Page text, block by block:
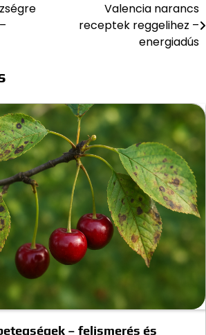
Valencia narancs
receptek reggelihez –
energiadús
– felismerés és